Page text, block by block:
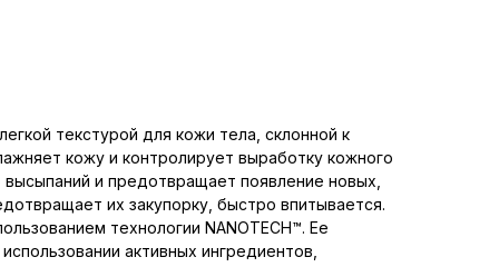
текстурой для кожи тела, склонной к
кожу и контролирует выработку кожного
и предотвращает появление новых,
их закупорку, быстро впитывается.
технологии NANOTECH™. Ее
активных ингредиентов,